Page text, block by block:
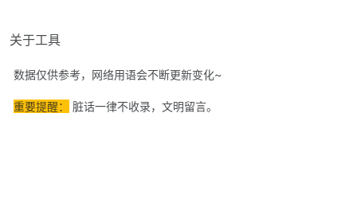
关于工具
数据仅供参考，网络用语会不断更新变化~
重要提醒： 脏话一律不收录，文明留言。